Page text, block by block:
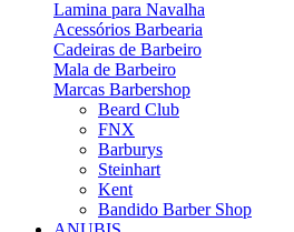
Lamina para Navalha
Acessórios Barbearia
Cadeiras de Barbeiro
Mala de Barbeiro
Marcas Barbershop
Beard Club
FNX
Barburys
Steinhart
Kent
Bandido Barber Shop